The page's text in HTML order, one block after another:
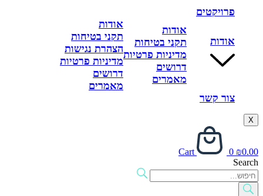
פרויקטים
אודות
אודות
תקני בטיחות
מדיניות פרטיות
דרושים
מאמרים
אודות
תקני בטיחות
הצהרת נגישות
מדיניות פרטיות
דרושים
מאמרים
צור קשר
₪0.00
0
Cart
Search